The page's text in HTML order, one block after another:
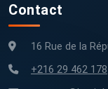
Contact
16 Rue de la
+216 29 462 178